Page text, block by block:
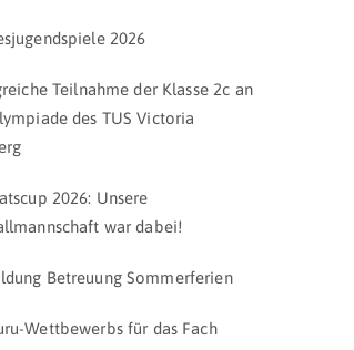
2026
Teilnahme der Klasse 2c an
des TUS Victoria
2026: Unsere
war dabei!
Betreuung Sommerferien
Wettbewerbs für das Fach